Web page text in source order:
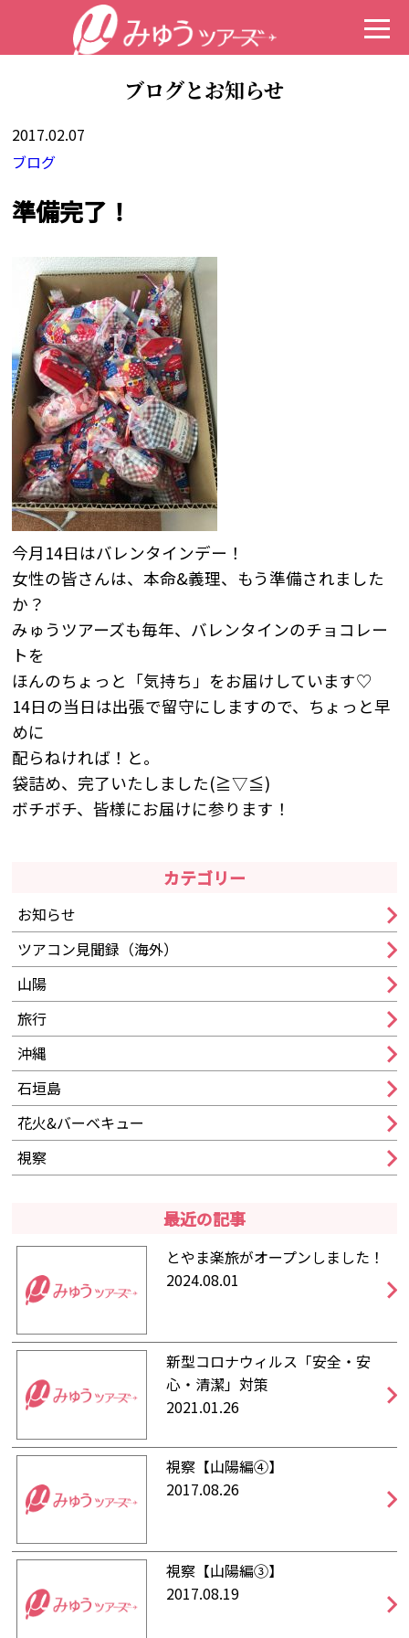
ブログとお知らせ
2017.02.07
ブログ
準備完了！
今月14日はバレンタインデー！
女性の皆さんは、本命&義理、もう準備されました
か？
みゅうツアーズも毎年、バレンタインのチョコレー
トを
ほんのちょっと「気持ち」をお届けしています♡
14日の当日は出張で留守にしますので、ちょっと早
めに
配らねければ！と。
袋詰め、完了いたしました(≧▽≦)
ボチボチ、皆様にお届けに参ります！
カテゴリー
お知らせ
ツアコン見聞録（海外）
山陽
旅行
沖縄
石垣島
花火&バーベキュー
視察
最近の記事
とやま楽旅がオープンしました！
2024.08.01
新型コロナウィルス「安全・安
心・清潔」対策
2021.01.26
視察【山陽編④】
2017.08.26
視察【山陽編③】
2017.08.19